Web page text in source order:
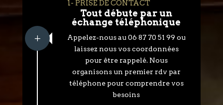
L
1- PRISE DE CONTACT
Tout débute par un
échange téléphonique
Appelez-nous au 06 87 70 51 99 ou
laissez nous vos coordonnées
pour être rappelé. Nous
organisons un premier rdv par
téléphone pour comprendre vos
besoins